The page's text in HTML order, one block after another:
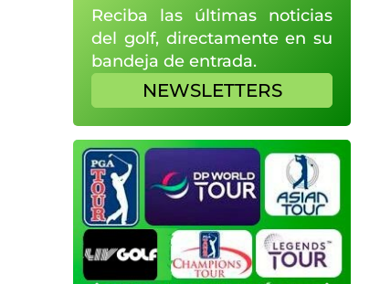
Reciba las últimas noticias
del golf, directamente en su
bandeja de entrada.
NEWSLETTERS